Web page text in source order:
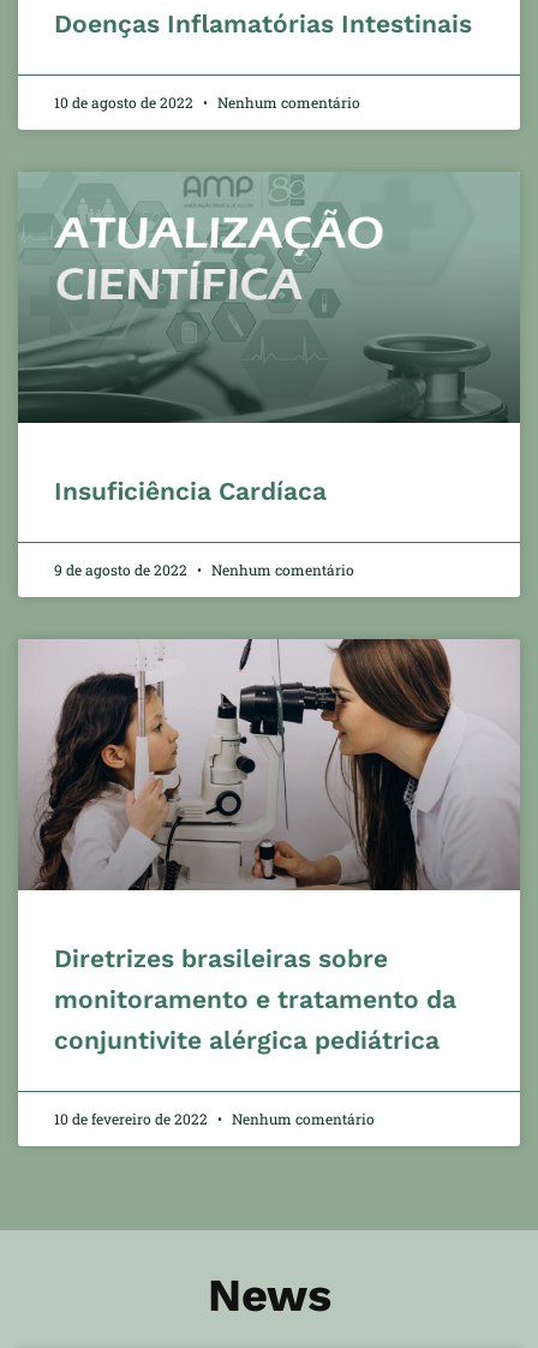
Doenças Inflamatórias Intestinais
10 de agosto de 2022 Nenhum comentário
Insuficiência Cardíaca
9 de agosto de 2022 Nenhum comentário
Diretrizes brasileiras sobre
monitoramento e tratamento da
conjuntivite alérgica pediátrica
10 de fevereiro de 2022 Nenhum comentário
News